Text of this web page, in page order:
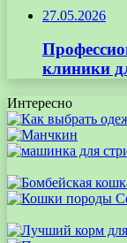
27.05.2026
клиники
Интересно